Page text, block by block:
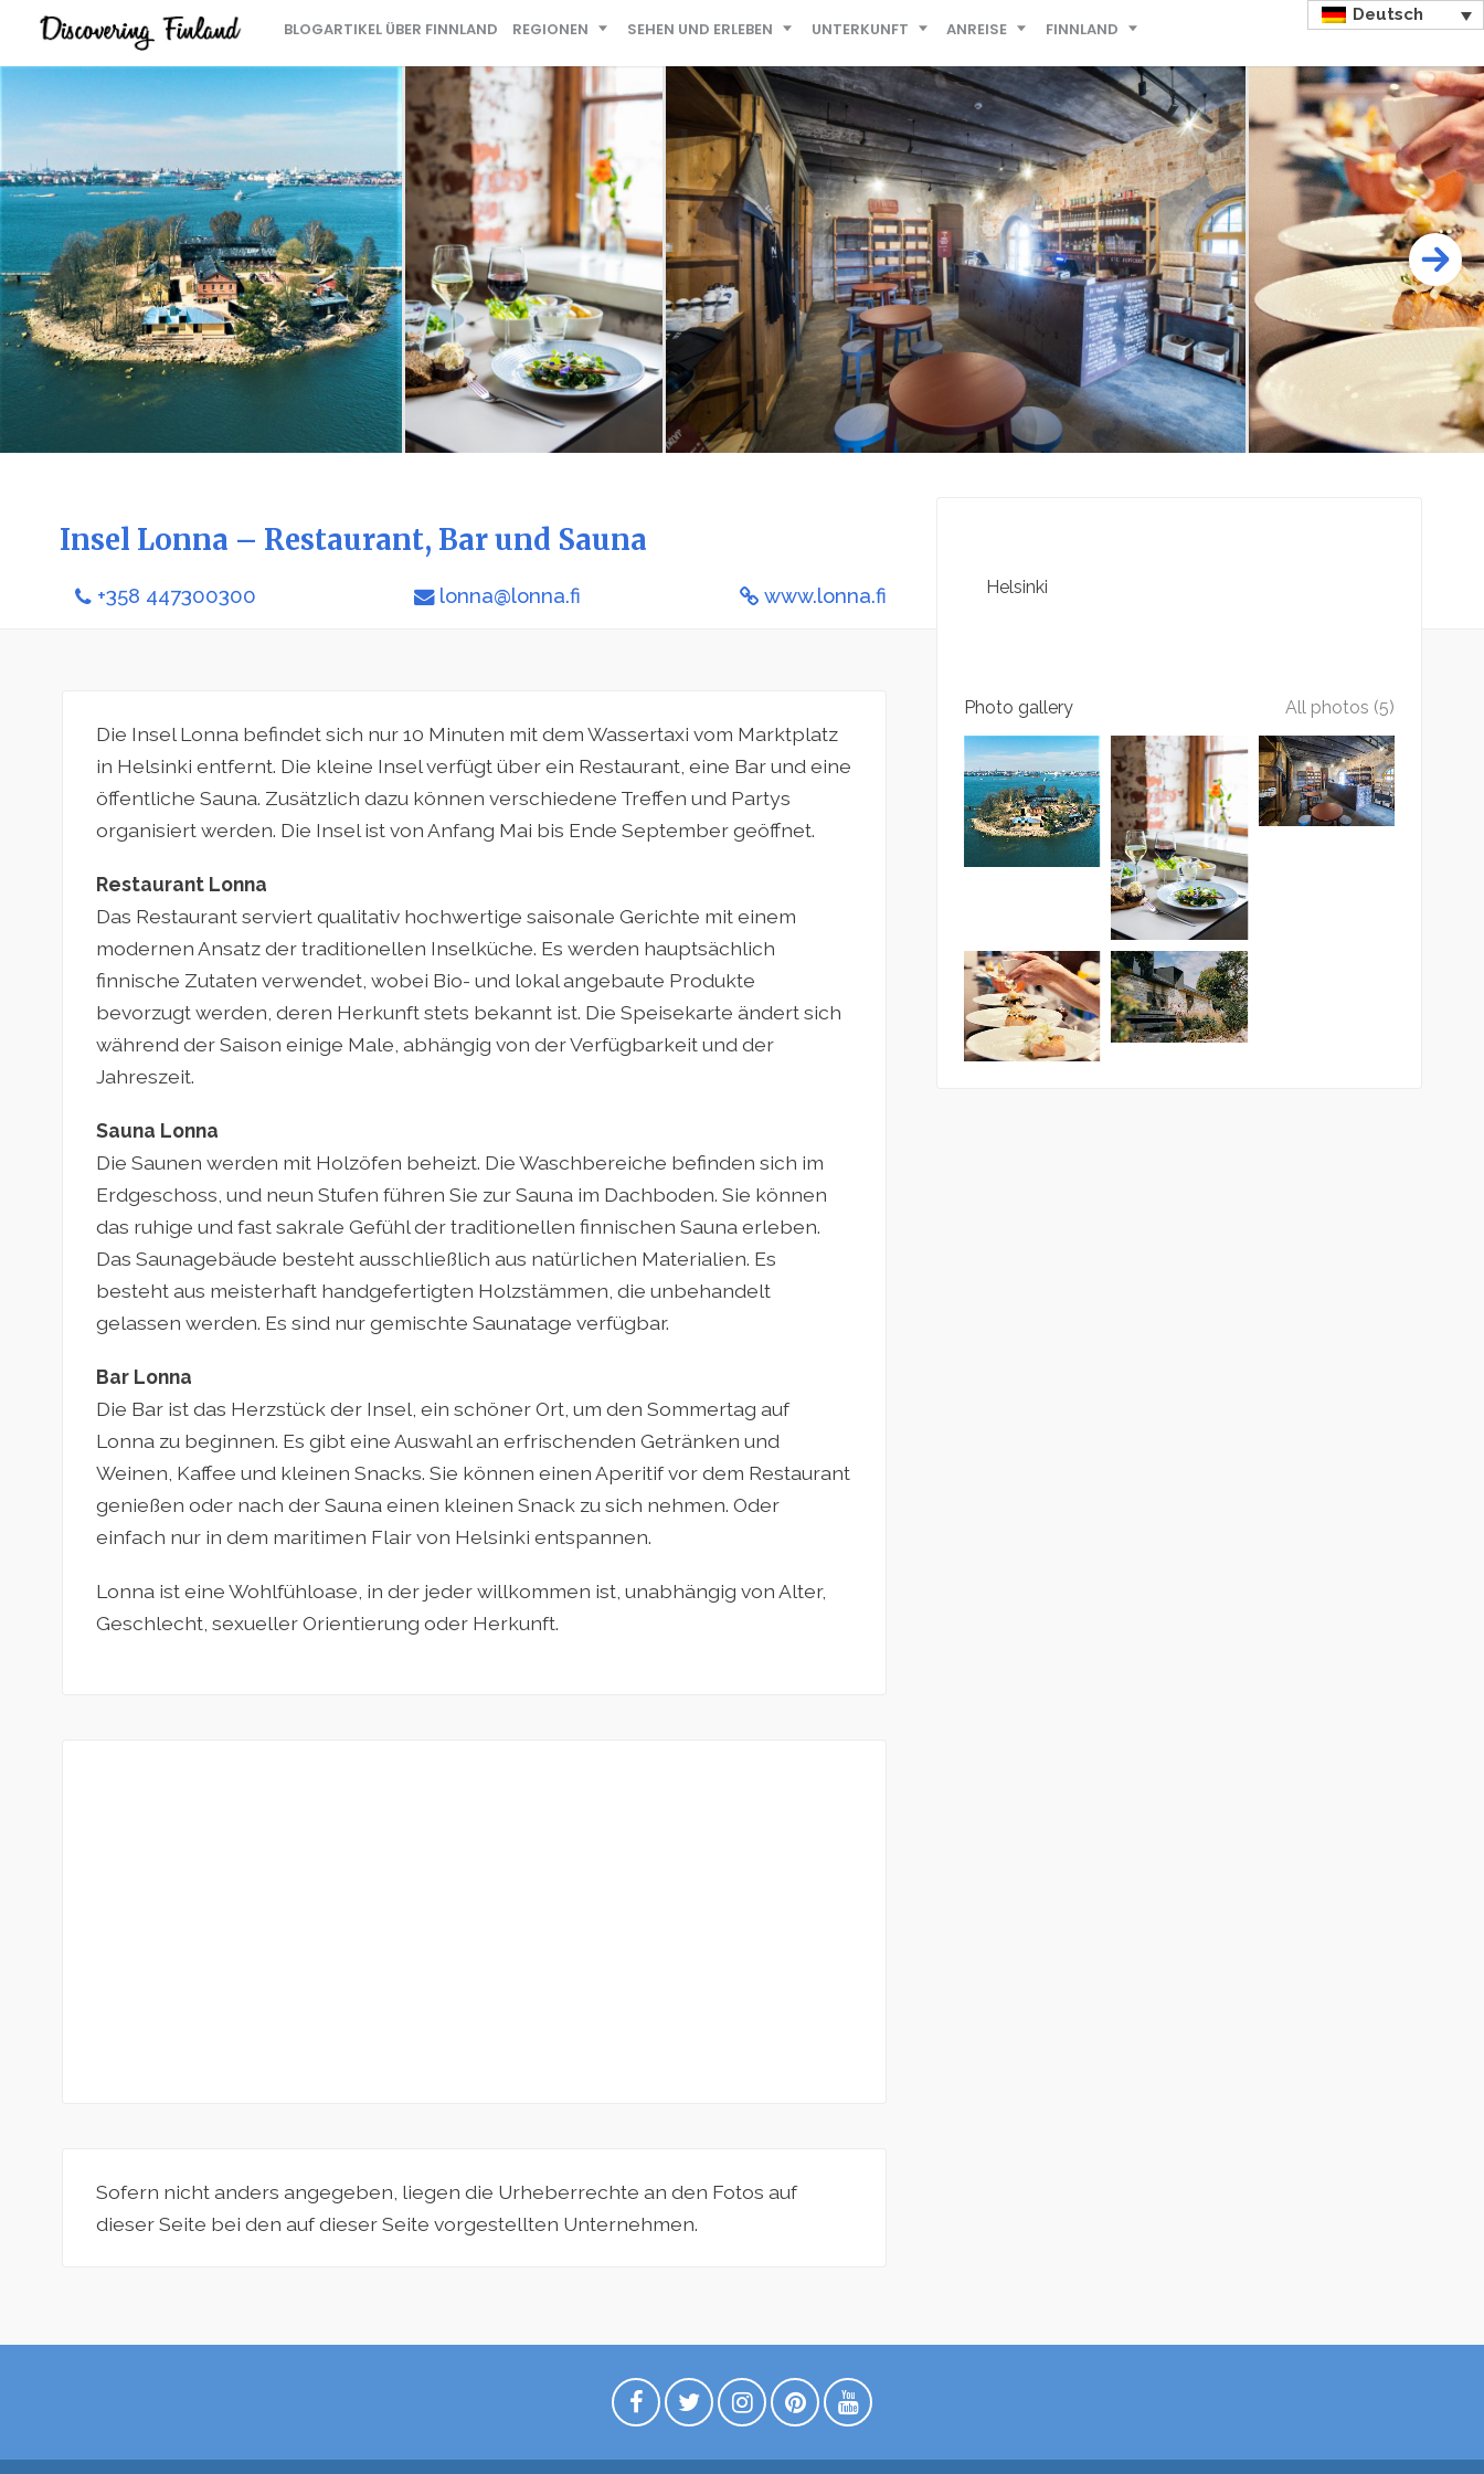
BLOGARTIKEL ÜBER FINNLAND REGIONEN SEHEN UND ERLEBEN UNTERKUNFT ANREISE FINNLAND
Deutsch
Insel Lonna – Restaurant, Bar und Sauna
+358 447300300 lonna@lonna.fi www.lonna.fi
Die Insel Lonna befindet sich nur 10 Minuten mit dem Wassertaxi vom Marktplatz
in Helsinki entfernt. Die kleine Insel verfügt über ein Restaurant, eine Bar und eine
öffentliche Sauna. Zusätzlich dazu können verschiedene Treffen und Partys
organisiert werden. Die Insel ist von Anfang Mai bis Ende September geöffnet.
Restaurant Lonna
Das Restaurant serviert qualitativ hochwertige saisonale Gerichte mit einem
modernen Ansatz der traditionellen Inselküche. Es werden hauptsächlich
finnische Zutaten verwendet, wobei Bio- und lokal angebaute Produkte
bevorzugt werden, deren Herkunft stets bekannt ist. Die Speisekarte ändert sich
während der Saison einige Male, abhängig von der Verfügbarkeit und der
Jahreszeit.
Sauna Lonna
Die Saunen werden mit Holzöfen beheizt. Die Waschbereiche befinden sich im
Erdgeschoss, und neun Stufen führen Sie zur Sauna im Dachboden. Sie können
das ruhige und fast sakrale Gefühl der traditionellen finnischen Sauna erleben.
Das Saunagebäude besteht ausschließlich aus natürlichen Materialien. Es
besteht aus meisterhaft handgefertigten Holzstämmen, die unbehandelt
gelassen werden. Es sind nur gemischte Saunatage verfügbar.
Bar Lonna
Die Bar ist das Herzstück der Insel, ein schöner Ort, um den Sommertag auf
Lonna zu beginnen. Es gibt eine Auswahl an erfrischenden Getränken und
Weinen, Kaffee und kleinen Snacks. Sie können einen Aperitif vor dem Restaurant
genießen oder nach der Sauna einen kleinen Snack zu sich nehmen. Oder
einfach nur in dem maritimen Flair von Helsinki entspannen.
Lonna ist eine Wohlfühloase, in der jeder willkommen ist, unabhängig von Alter,
Geschlecht, sexueller Orientierung oder Herkunft.
Sofern nicht anders angegeben, liegen die Urheberrechte an den Fotos auf
dieser Seite bei den auf dieser Seite vorgestellten Unternehmen.
Helsinki
Photo gallery All photos (5)